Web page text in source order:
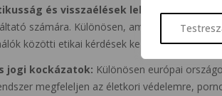
és visszaélések lehetősége:Az
számára. Különösen, ami a
közötti etikai kérdések kezelését illeti.
jogi kockázatok: Különösen európai
megfeleljen az életkori védelemre,